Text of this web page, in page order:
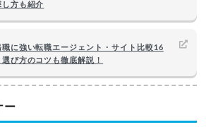
し方も紹介
職に強い転職エージェント・サイト比較16
選び方のコツも徹底解説！
ー